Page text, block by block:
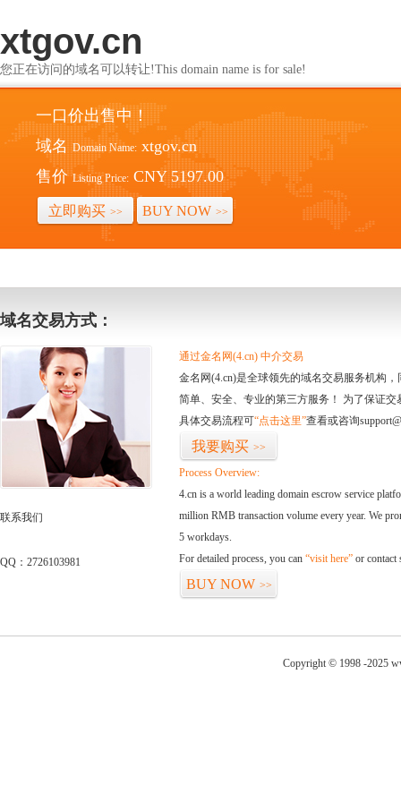
xtgov.cn
您正在访问的域名可以转让!This domain name is for sale!
一口价出售中！
域名 Domain Name: xtgov.cn
售价 Listing Price: CNY 5197.00
立即购买 >> BUY NOW >>
域名交易方式：
联系我们
QQ：2726103981
通过金名网(4.cn) 中介交易
金名网(4.cn)是全球领先的域名交易服务机构
简单、安全、专业的第三方服务！ 为了保证
具体交易流程可“点击这里”查看或咨询
我要购买 >>
Process Overview:
4.cn is a world leading domain escrow service
million RMB transaction volume every year. We
5 workdays.
For detailed process, you can “visit here” or contact
BUY NOW >>
Copyright © 1998 -2025